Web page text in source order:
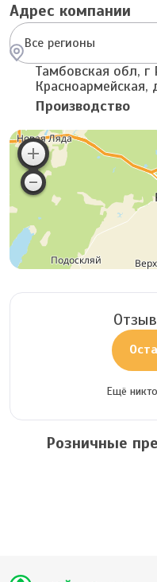
Адрес компании
Все регионы
Тамбовская обл, г
Красноармейская,
Производство
Ещё
Розничные